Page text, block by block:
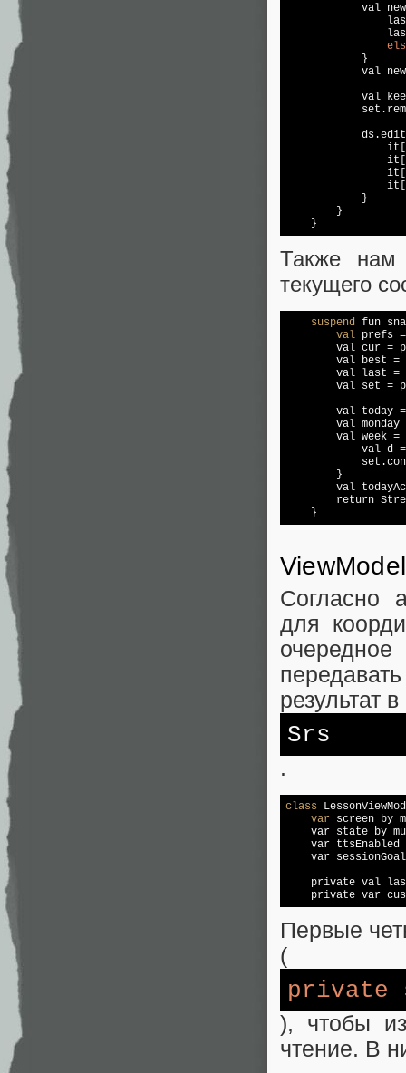
val
            }
val
val
set
            }
        }
    }
Также нам
текущего
suspend
fun
val prefs
val cur =
val best
        val
last =
val set =
val today
val monday
val week =
val d
        }
val
return
    }
Согласно
для
результат в
Srs
.
class
var screen by
var state by
var ttsEnabled
var
    private val
private var
Первые
(
private
), чтобы
чтение. В